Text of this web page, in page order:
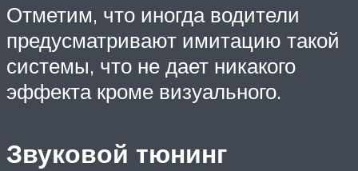
Отметим, что иногда водители
предусматривают имитацию такой
системы, что не дает никакого
эффекта кроме визуального.
Звуковой тюнинг